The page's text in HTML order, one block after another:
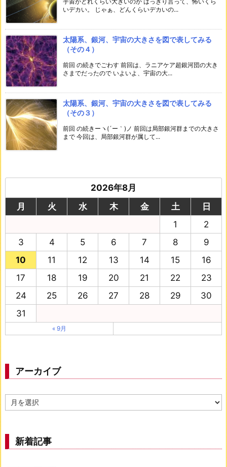
いデカい。 じゃぁ、どんくらいデカいの...
太陽系、銀河、宇宙の大きさを図で表してみる
（その４）
前回 の続きでごわす 前回は、ラニアケア超銀河団の大き
さまでだったので いよいよ、宇宙の大...
太陽系、銀河、宇宙の大きさを図で表してみる
（その３）
前回 の続きーヽ(´ー｀)ノ 前回は局部銀河群までの大きさ
まで 今回は、局部銀河群が属して...
2026年8月
月
火 水 木 金 土
日
1
2
3
4 5 6 7 8
9
10
11 12 13 14 15
16
17
18 19 20 21 22
23
24
25 26 27 28 29
30
31
« 9月
アーカイブ
ー
ブ
新着記事